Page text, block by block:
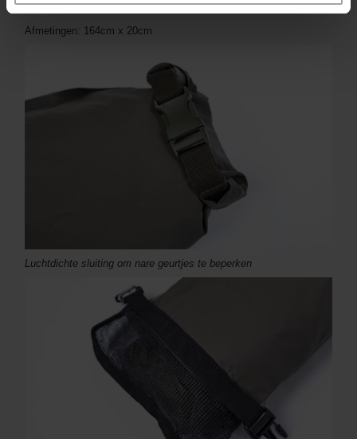
Maximale capaciteit: 130cm
Afmetingen: 164cm x 20cm
Luchtdichte sluiting om nare geurtjes te beperken